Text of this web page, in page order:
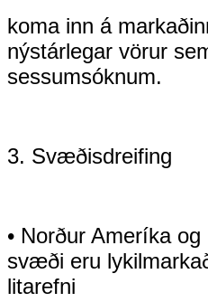
koma inn á
nýstárlegar vörur
sessumsóknum.
3. Svæðisdreifing
• Norður Ameríka
svæði eru
litarefni